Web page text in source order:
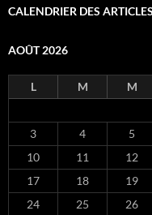
CALENDRIER DES ARTICLES
AOÛT 2026
L M M
3
4 5
10
11 12
17
18 19
24
25 26